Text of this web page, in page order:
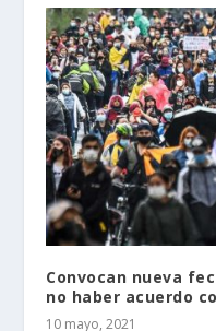
Convocan nueva
no haber acuerdo
10 mayo, 2021